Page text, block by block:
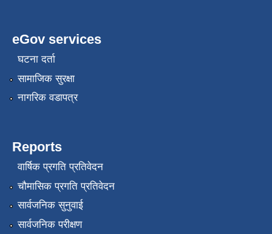
eGov services
घटना दर्ता
सामाजिक सुरक्षा
नागरिक वडापत्र
Reports
वार्षिक प्रगति प्रतिवेदन
चौमासिक प्रगति प्रतिवेदन
सार्वजनिक सुनुवाई
सार्वजनिक परीक्षण